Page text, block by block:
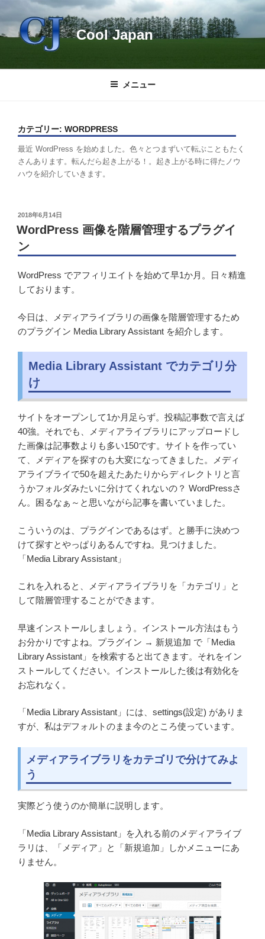
テ
Cool Japan
メニュー
カテゴリー: WORDPRESS
最近 WordPress を始めました。色々とつまずいて転ぶこともたく
さんあります。転んだら起き上がる！。起き上がる時に得たノウ
ハウを紹介していきます。
投
稿
日:
2018年6月14日
WordPress 画像を階層管理するプラグイ
ン
WordPress でアフィリエイトを始めて早1か月。日々精進
しております。
今日は、メディアライブラリの画像を階層管理するため
のプラグイン Media Library Assistant を紹介します。
Media Library Assistant でカテゴリ分
け
サイトをオープンして1か月足らず。投稿記事数で言えば
40強。それでも、メディアライブラリにアップロードし
た画像は記事数よりも多い150です。サイトを作ってい
て、メディアを探すのも大変になってきました。メディ
アライブライで50を超えたあたりからディレクトリと言
うかフォルダみたいに分けてくれないの？ WordPressさ
ん。困るなぁ～と思いながら記事を書いていました。
こういうのは、プラグインであるはず。と勝手に決めつ
けて探すとやっぱりあるんですね。見つけました。
「Media Library Assistant」
これを入れると、メディアライブラリを「カテゴリ」と
して階層管理することができます。
早速インストールしましょう。インストール方法はもう
お分かりですよね。プラグイン → 新規追加 で「Media
Library Assistant」を検索すると出てきます。それをイン
ストールしてください。インストールした後は有効化を
お忘れなく。
「Media Library Assistant」には、settings(設定) がありま
すが、私はデフォルトのまま今のところ使っています。
メディアライブラリをカテゴリで分けてみよ
う
実際どう使うのか簡単に説明します。
「Media Library Assistant」を入れる前のメディアライブ
ラリは、「メディア」と「新規追加」しかメニューにあ
りません。